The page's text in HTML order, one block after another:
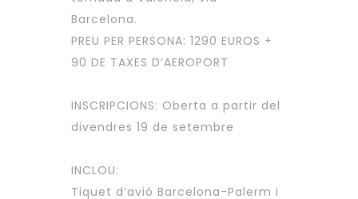
Barcelona.
PREU PER PERSONA: 1290 EUROS +
90 DE TAXES D’AEROPORT
INSCRIPCIONS: Oberta a partir del
divendres 19 de setembre
INCLOU:
Tiquet d’avió Barcelona-Palerm i